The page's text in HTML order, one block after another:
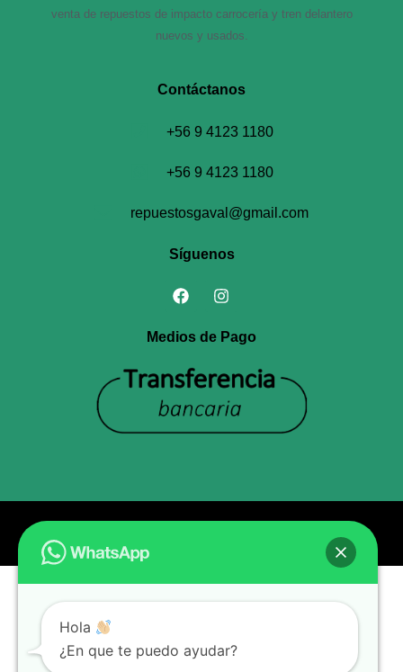
venta de repuestos de impacto carrocería y tren delantero
nuevos y usados.
Contáctanos​
+56 9 4123 1180
+56 9 4123 1180
repuestosgaval@gmail.com
Síguenos
Medios de Pago
Hola
¿En que te puedo ayudar?